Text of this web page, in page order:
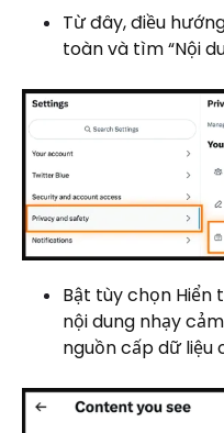
Từ đây, điều
toàn và tìm “Nội
Bật tùy chọn
nội dung nhạy
nguồn cấp dữ liệu